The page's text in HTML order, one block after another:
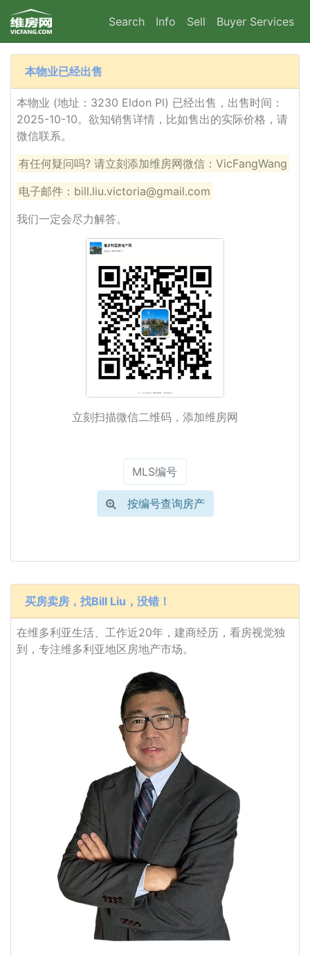
Search Info Sell Buyer Services
本物业已经出售
本物业 (地址：3230 Eldon Pl) 已经出售，出售时间：
2025-10-10。欲知销售详情，比如售出的实际价格，请
微信联系。
有任何疑问吗? 请立刻添加维房网微信：VicFangWang
电子邮件：bill.liu.victoria@gmail.com
我们一定会尽力解答。
立刻扫描微信二维码，添加维房网
按编号查询房产
买房卖房，找Bill Liu，没错！
在维多利亚生活、工作近20年，建商经历，看房视觉独
到，专注维多利亚地区房地产市场。